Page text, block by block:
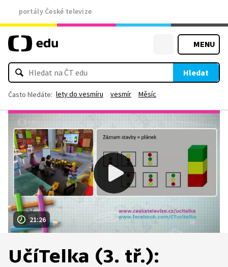
portály České televize
MENU
Hledat
Často hledáte: lety do vesmíru vesmír Měsíc
21:26
UčíTelka (3. tř.):